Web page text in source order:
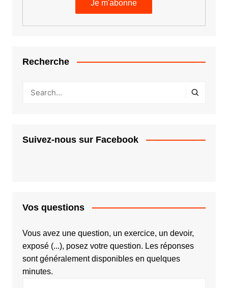
Recherche
Suivez-nous sur Facebook
Vos questions
Vous avez une question, un exercice, un devoir,
exposé (...), posez votre question. Les réponses
sont généralement disponibles en quelques
minutes.